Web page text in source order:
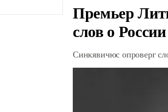
Премьер
слов о России
Синкявичюс опроверг